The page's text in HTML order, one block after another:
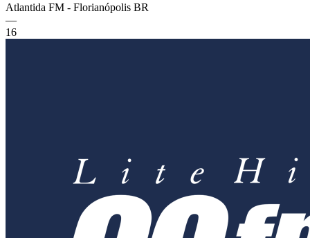
Atlantida FM - Florianópolis BR
—
16